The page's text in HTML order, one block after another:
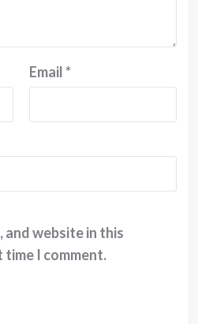
Email*
and website in this
I comment.